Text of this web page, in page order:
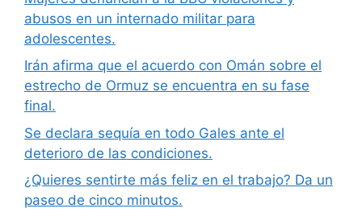
abusos en un internado militar para
adolescentes.
Irán afirma que el acuerdo con Omán sobre el
estrecho de Ormuz se encuentra en su fase
final.
Se declara sequía en todo Gales ante el
deterioro de las condiciones.
¿Quieres sentirte más feliz en el trabajo? Da un
paseo de cinco minutos.